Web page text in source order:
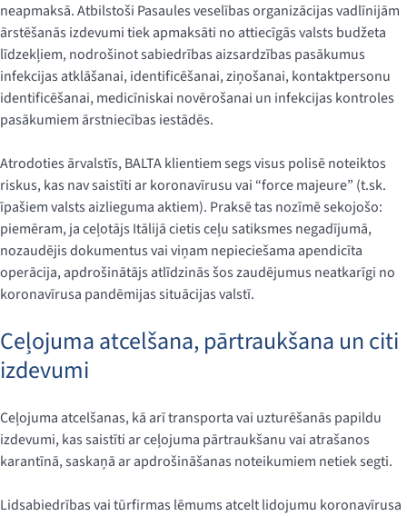
neapmaksā. Atbilstoši Pasaules veselības organizācijas vadlīnijām
ārstēšanās izdevumi tiek apmaksāti no attiecīgās valsts budžeta
līdzekļiem, nodrošinot sabiedrības aizsardzības pasākumus
infekcijas atklāšanai, identificēšanai, ziņošanai, kontaktpersonu
identificēšanai, medicīniskai novērošanai un infekcijas kontroles
pasākumiem ārstniecības iestādēs.
Atrodoties ārvalstīs, BALTA klientiem segs visus polisē noteiktos
riskus, kas nav saistīti ar koronavīrusu vai “force majeure” (t.sk.
īpašiem valsts aizlieguma aktiem). Praksē tas nozīmē sekojošo:
piemēram, ja ceļotājs Itālijā cietis ceļu satiksmes negadījumā,
nozaudējis dokumentus vai viņam nepieciešama apendicīta
operācija, apdrošinātājs atlīdzinās šos zaudējumus neatkarīgi no
koronavīrusa pandēmijas situācijas valstī.
Ceļojuma atcelšana, pārtraukšana un citi
izdevumi
Ceļojuma atcelšanas, kā arī transporta vai uzturēšanās papildu
izdevumi, kas saistīti ar ceļojuma pārtraukšanu vai atrašanos
karantīnā, saskaņā ar apdrošināšanas noteikumiem netiek segti.
Lidsabiedrības vai tūrfirmas lēmums atcelt lidojumu koronavīrusa